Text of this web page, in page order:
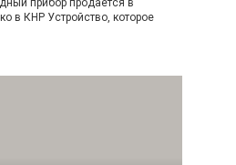
прибор продается в
в КНР Устройство, которое